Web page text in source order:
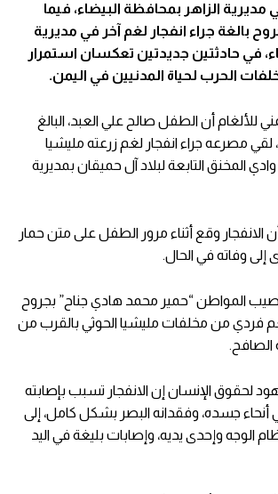
مديرية الزاهر بمحافظة البيضاء، فيما
بالغة جراء انفجار لغم آخر في مديرية
في حادثتين جديدتين تعكسان استمرار
الحرب لحياة المدنيين في اليمن.
للألغام أن الطفل صالح علي العبد، البالغ
(15 عاماً)، لقي مصرعه جراء انفجار لغم زرعته مليشيا
المخنق التابعة لبلاد آل حميقان بمديرية
الانفجار وقع أثناء مرور الطفل على متن حمار
إلى وفاته في الحال.
المواطن “حمير محمد هادي جناح” بجروح
فردي من مخلفات مليشيا الحوثي بالقرب من
لحقوق الإنسان إن الانفجار تسبب بإصابته
جسده، وفقدانه البصر بشكل كامل، إلى
الوجه وإحدى يديه، وإصابات بليغة في اليد